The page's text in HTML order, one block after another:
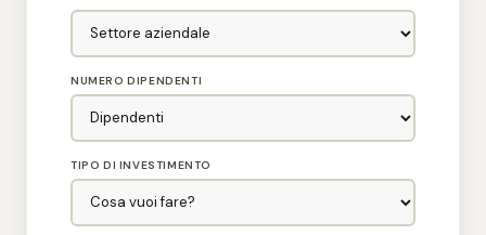
NUMERO DIPENDENTI
TIPO DI INVESTIMENTO